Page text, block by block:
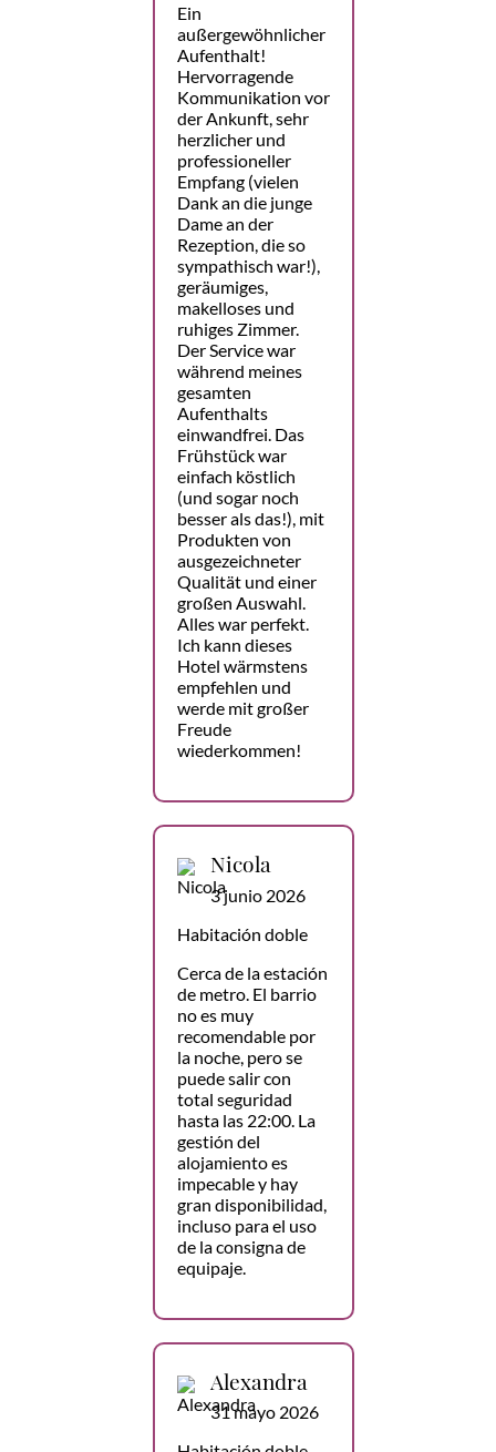
Ein
außergewöhnlicher
Aufenthalt!
Hervorragende
Kommunikation vor
der Ankunft, sehr
herzlicher und
professioneller
Empfang (vielen
Dank an die junge
Dame an der
Rezeption, die so
sympathisch war!),
geräumiges,
makelloses und
ruhiges Zimmer.
Der Service war
während meines
gesamten
Aufenthalts
einwandfrei. Das
Frühstück war
einfach köstlich
(und sogar noch
besser als das!), mit
Produkten von
ausgezeichneter
Qualität und einer
großen Auswahl.
Alles war perfekt.
Ich kann dieses
Hotel wärmstens
empfehlen und
werde mit großer
Freude
wiederkommen!
Nicola
3 junio 2026
Habitación doble
Cerca de la estación
de metro. El barrio
no es muy
recomendable por
la noche, pero se
puede salir con
total seguridad
hasta las 22:00. La
gestión del
alojamiento es
impecable y hay
gran disponibilidad,
incluso para el uso
de la consigna de
equipaje.
Alexandra
31 mayo 2026